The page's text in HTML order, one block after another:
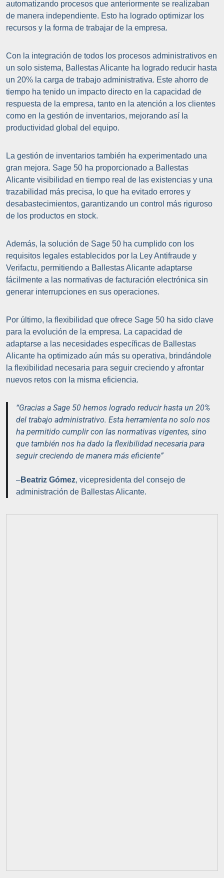
automatizando procesos que anteriormente se realizaban
de manera independiente. Esto ha logrado optimizar los
recursos y la forma de trabajar de la empresa.
Con la integración de todos los procesos administrativos en
un solo sistema, Ballestas Alicante ha logrado reducir hasta
un 20% la carga de trabajo administrativa. Este ahorro de
tiempo ha tenido un impacto directo en la capacidad de
respuesta de la empresa, tanto en la atención a los clientes
como en la gestión de inventarios, mejorando así la
productividad global del equipo.
La gestión de inventarios también ha experimentado una
gran mejora. Sage 50 ha proporcionado a Ballestas
Alicante visibilidad en tiempo real de las existencias y una
trazabilidad más precisa, lo que ha evitado errores y
desabastecimientos, garantizando un control más riguroso
de los productos en stock.
Además, la solución de Sage 50 ha cumplido con los
requisitos legales establecidos por la Ley Antifraude y
Verifactu, permitiendo a Ballestas Alicante adaptarse
fácilmente a las normativas de facturación electrónica sin
generar interrupciones en sus operaciones.
Por último, la flexibilidad que ofrece Sage 50 ha sido clave
para la evolución de la empresa. La capacidad de
adaptarse a las necesidades específicas de Ballestas
Alicante ha optimizado aún más su operativa, brindándole
la flexibilidad necesaria para seguir creciendo y afrontar
nuevos retos con la misma eficiencia.
“Gracias a Sage 50 hemos logrado reducir hasta un 20%
del trabajo administrativo. Esta herramienta no solo nos
ha permitido cumplir con las normativas vigentes, sino
que también nos ha dado la flexibilidad necesaria para
seguir creciendo de manera más eficiente”
–Beatriz Gómez, vicepresidenta del consejo de
administración de Ballestas Alicante.